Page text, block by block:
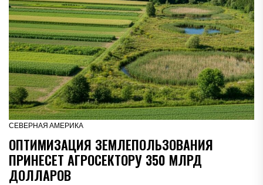
СЕВЕРНАЯ АМЕРИКА
ОПТИМИЗАЦИЯ ЗЕМЛЕПОЛЬЗОВАНИЯ
ПРИНЕСЕТ АГРОСЕКТОРУ 350 МЛРД
ДОЛЛАРОВ